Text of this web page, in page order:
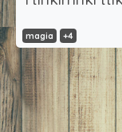
magia +4